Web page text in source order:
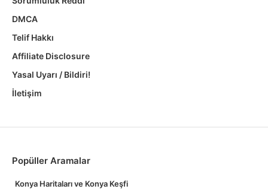
DMCA
Telif Hakkı
Affiliate Disclosure
Yasal Uyarı / Bildiri!
İletişim
Popüller Aramalar
Konya Haritaları ve Konya Keşfi